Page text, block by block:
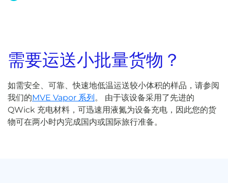
需要运送小批量货物？
如需安全、可靠、快速地低温运送较小体积的样品，请参阅
我们的MVE Vapor 系列。 由于该设备采用了先进的
QWick 充电材料，可迅速用液氮为设备充电，因此您的货
物可在两小时内完成国内或国际旅行准备。